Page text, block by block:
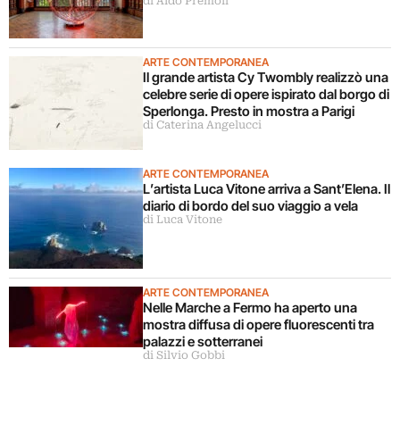
ARTE CONTEMPORANEA
Il grande artista Cy Twombly realizzò una
celebre serie di opere ispirato dal borgo di
Sperlonga. Presto in mostra a Parigi
di Caterina Angelucci
ARTE CONTEMPORANEA
L’artista Luca Vitone arriva a Sant’Elena. Il
diario di bordo del suo viaggio a vela
di Luca Vitone
ARTE CONTEMPORANEA
Nelle Marche a Fermo ha aperto una
mostra diffusa di opere fluorescenti tra
palazzi e sotterranei
di Silvio Gobbi